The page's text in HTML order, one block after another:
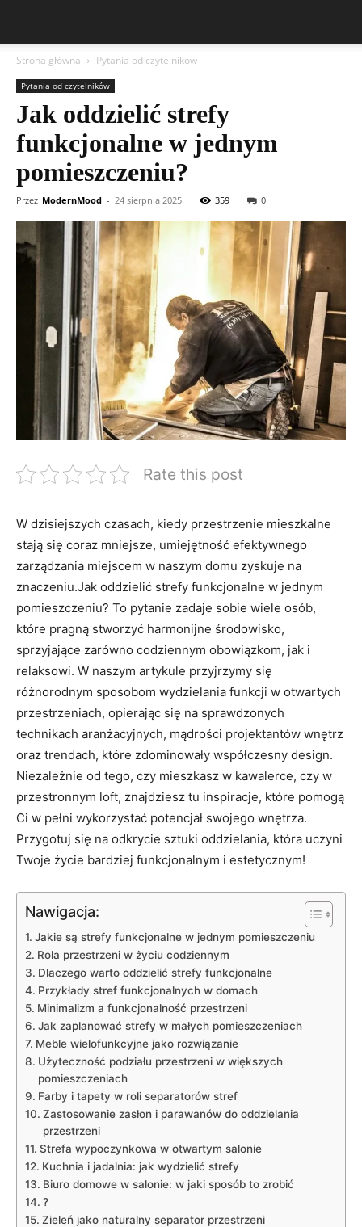
Strona główna Pytania od czytelników
Pytania od czytelników
Jak oddzielić strefy
funkcjonalne w jednym
pomieszczeniu?
Przez ModernMood - 24 sierpnia 2025 359 0
Rate this post
W ⁤dzisiejszych czasach, kiedy przestrzenie mieszkalne
stają się coraz ⁢mniejsze, umiejętność efektywnego‌
zarządzania miejscem w naszym domu zyskuje na
znaczeniu.Jak oddzielić strefy funkcjonalne w ⁣jednym
pomieszczeniu? To pytanie zadaje sobie wiele osób,
które pragną stworzyć harmonijne środowisko,
sprzyjające zarówno codziennym ‌obowiązkom,‌ jak i
relaksowi. W naszym artykule przyjrzymy się
różnorodnym sposobom wydzielania funkcji w otwartych
przestrzeniach, opierając się na⁤ sprawdzonych
technikach aranżacyjnych, mądrości projektantów wnętrz
oraz trendach, ​które zdominowały⁣ współczesny design.
Niezależnie od tego, czy mieszkasz w kawalerce, czy w
przestronnym loft, znajdziesz tu inspiracje, które pomogą
Ci w pełni wykorzystać potencjał swojego wnętrza.
Przygotuj się na odkrycie ‌sztuki oddzielania, która uczyni
Twoje życie bardziej⁢ funkcjonalnym i estetycznym!
Nawigacja:
Jakie są strefy funkcjonalne w jednym‌ pomieszczeniu
Rola przestrzeni w życiu codziennym
Dlaczego warto oddzielić strefy funkcjonalne
Przykłady stref funkcjonalnych w domach
Minimalizm a funkcjonalność przestrzeni
Jak zaplanować strefy w małych pomieszczeniach
Meble wielofunkcyjne jako rozwiązanie
Użyteczność podziału przestrzeni w większych
pomieszczeniach
Farby i tapety w roli separatorów stref
Zastosowanie zasłon i parawanów do oddzielania
przestrzeni
Strefa wypoczynkowa w otwartym salonie
Kuchnia i jadalnia: ⁣jak wydzielić⁤ strefy
Biuro domowe w salonie: w jaki sposób to⁣ zrobić
?
Zieleń jako naturalny separator przestrzeni